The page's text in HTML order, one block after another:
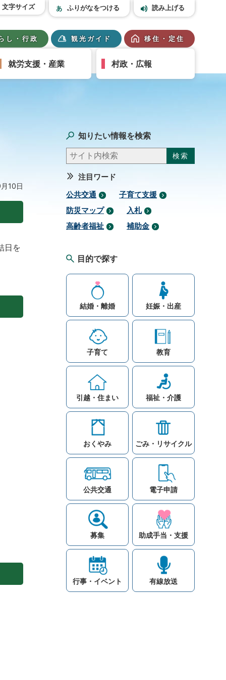
文字サイズ ふりがなをつける 読み上げる
し・行政 観光ガイド 移住・定住
就労支援・産業 村政・広報
10日
日を
知りたい情報を検索
注目ワード
公共交通
子育て支援
防災マップ
入札
高齢者福祉
補助金
目的で探す
結婚・離婚 妊娠・出産
子育て 教育
引越・住まい 福祉・介護
おくやみ ごみ・リサイクル
公共交通 電子申請
募集 助成手当・支援
行事・イベント 有線放送